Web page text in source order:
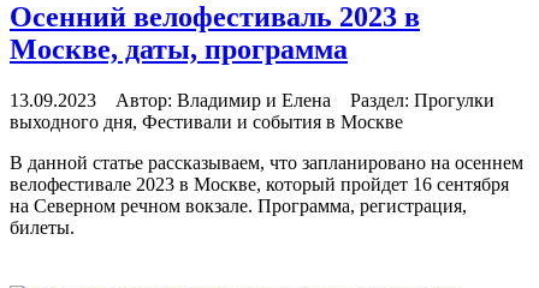
Осенний велофестиваль 2023 в
Москве, даты, программа
13.09.2023 Автор: Владимир и Елена Раздел: Прогулки
выходного дня, Фестивали и события в Москве
В данной статье рассказываем, что запланировано на осеннем
велофестивале 2023 в Москве, который пройдет 16 сентября
на Северном речном вокзале. Программа, регистрация,
билеты.